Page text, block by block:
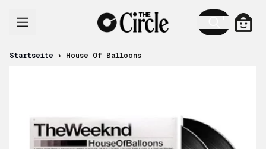
Startseite › House Of Balloons